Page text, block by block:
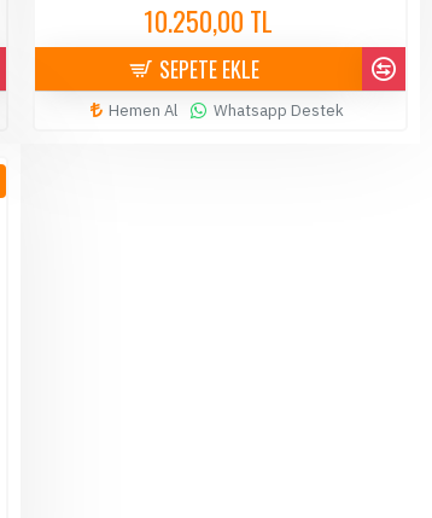
10.250,00 TL
SEPETE EKLE
Hemen Al Whatsapp Destek